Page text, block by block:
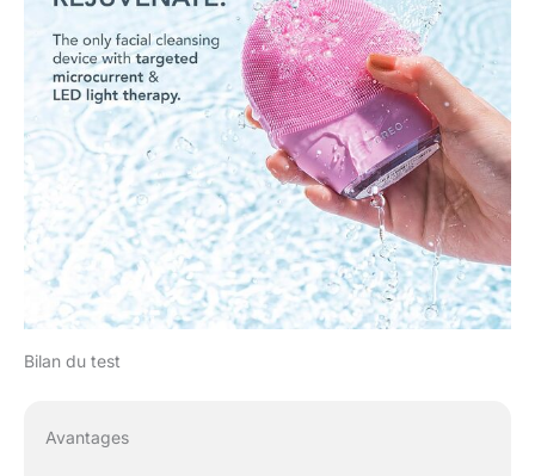
Bilan du test
Avantages